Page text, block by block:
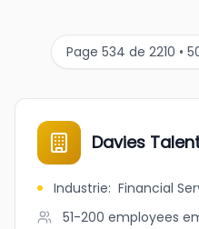
Page 534 de 2210 •
Davies
Industrie: Financial
51-200 employees